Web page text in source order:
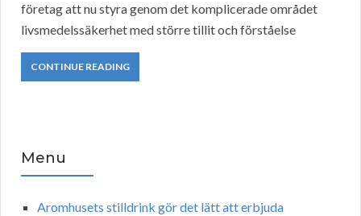
företag att nu styra genom det komplicerade området
livsmedelssäkerhet med större tillit och förståelse
CONTINUE READING
Menu
Aromhusets stilldrink gör det lätt att erbjuda